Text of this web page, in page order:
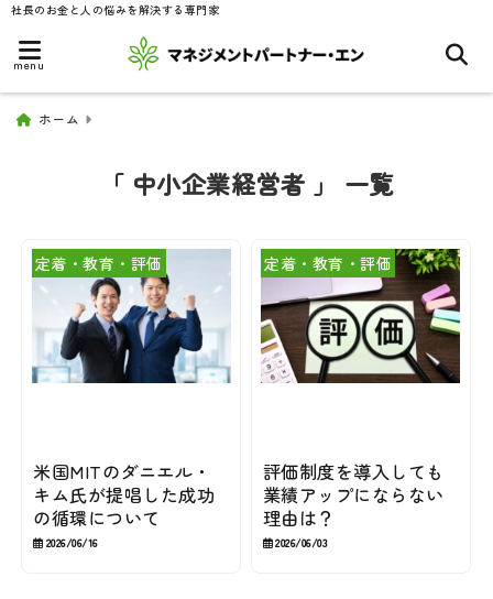
社長のお金と人の悩みを解決する専門家
menu
ホーム
「 中小企業経営者 」 一覧
定着・教育・評価
米国MITのダニエル・
キム氏が提唱した成功
の循環について
2026/06/16
定着・教育・評価
評価制度を導入しても
業績アップにならない
理由は？
2026/06/03